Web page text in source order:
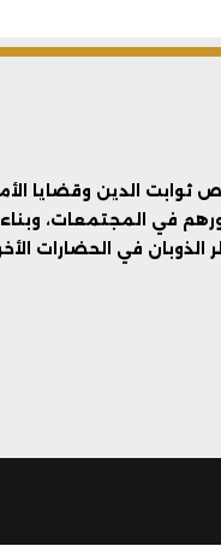
الدين وقضايا
في المجتمعات، وبناء
في الحضارات